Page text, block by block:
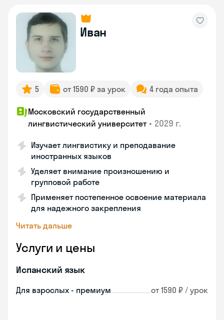
Иван
5 от 1590 ₽ за урок 4 года опыта
Московский государственный
лингвистический университет • 2029 г.
Изучает лингвистику и преподавание
иностранных языков
Уделяет внимание произношению и
групповой работе
Применяет постепенное освоение материала
для надежного закрепления
Читать дальше
Услуги и цены
Испанский язык
Для взрослых - премиум от 1590 ₽ / урок